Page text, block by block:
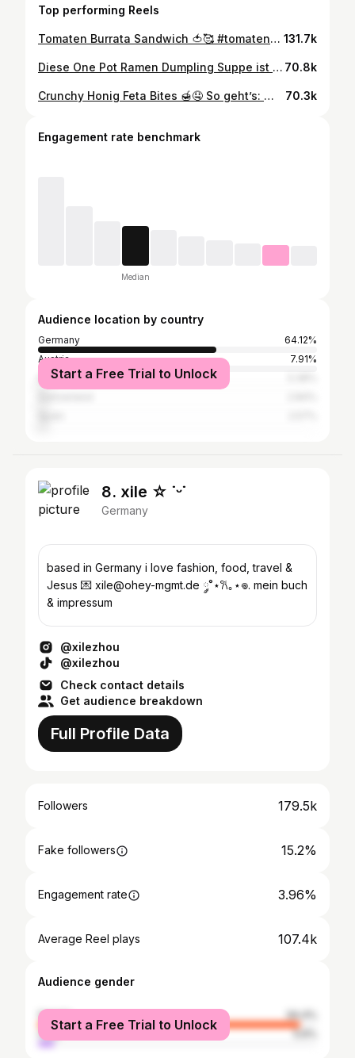
Top performing Reels
Tomaten Burrata Sandwich 🍅🥰 #tomatenburrata #sandwichliebe #foodliebe #genussmoment #sommerküche #einfachlecker #hausgemacht #vegetarisch #frischundlecker #küchenliebe #leckeressen #foodinspiration 131.7k
Diese One Pot Ramen Dumpling Suppe ist einfach das perfekte Comfort Food bei Regenwetter 🍜🌶️ Zutaten für 2 Personen: 2 EL rote Currypaste 2 EL Erdnussbutter 2 Knoblauchzehen, gepresst ca. 2–3 cm Ingwer, gerieben (hatte keinen da, aber schmeckt besser mit) 400 ml Kokosmilch 800 ml Gemüsebrühe 1 Stange Zitronengras (optional) 2 EL Sojasauce Saft einer Limette 6 vegetarische Dumplings 200 g Ramen Nudeln 200 g Champignons oder braune Pilze 2 Eier, gekocht und halbiert frischer Koriander/Petersilie schwarzer Sesam Chiliöl zum Servieren #einfacherezepte #feierabendküche #wohlfühlessen #nudelliebe #suppenliebe 70.8k
Crunchy Honig Feta Bites 🍯🤤 So geht’s: 1️⃣ Feta in Streifen schneiden. 2️⃣ Streifen zuerst in Mehl wälzen, dann in verquirltem Ei und zum Schluss in zerbröselte Cornflakes tunken. 3️⃣ Ab in den Airfryer bei 180°C für ca. 11 Minuten, bis sie goldbraun und super knusprig sind! Tipp: Mit etwas Honig übergießen und genießen! 🍯 Perfekt als Snack oder zum Dippen! 💥 #fetalovers #airfryer #crunchysnacks #leckerundeinfach 70.3k
Engagement rate benchmark
Median
Audience location by country
Germany
64.12%
Austria
7.91%
ItalyStart a Free Trial to Unlock
8. xile ☆ ˙ᵕ˙
Germany
based in Germany i love fashion, food, travel &
Jesus 💌 xile@ohey-mgmt.de ༘˚⋆𐙚｡⋆𖦹. mein buch
& impressum
@xilezhou
@xilezhou
Check contact details
Get audience breakdown
Full Profile Data
Followers 179.5k
Fake followers 15.2%
Engagement rate 3.96%
Average Reel plays 107.4k
Audience gender
female
94.4%
male
5.6%
Start a Free Trial to Unlock